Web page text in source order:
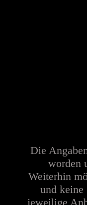
Die
worden
Weiterhin
und keine
jeweilige